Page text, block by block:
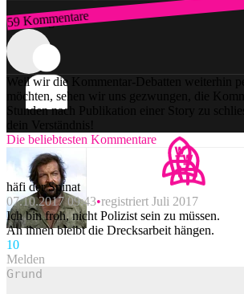
59 Kommentare
Zum Login
Weil wir die Kommentar-Debatten weiterhin
möchten, sehen wir uns gezwungen, die
Stunden nach Publikation einer Story zu
dein Verständnis!
Die beliebtesten Kommentare
häfi der Spinat
07.10.2017 09:43 registriert Juli 2017
Ich bin froh, nicht Polizist sein zu müssen.
An ihnen bleibt die Drecksarbeit hängen.
10
Melden